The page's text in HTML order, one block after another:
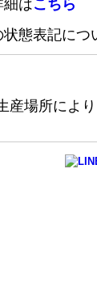
細はこちら
態表記につ
産場所によ